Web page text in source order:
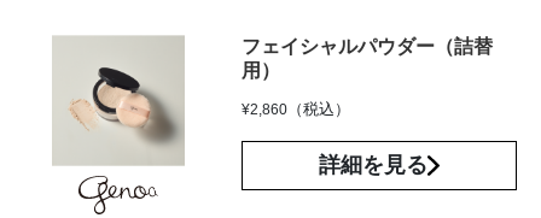
フェイシャルパウダー（詰替
用）
¥2,860 （税込）
詳細を見る